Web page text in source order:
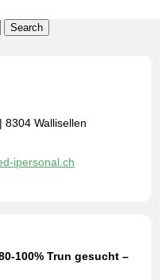
Search
8304 Wallisellen
ipersonal.ch
100% Trun gesucht –